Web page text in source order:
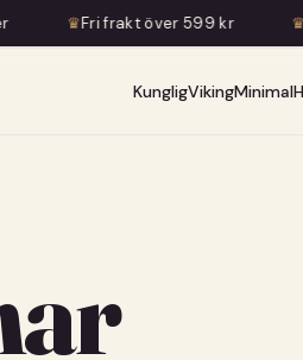
599 kr ♛
KungligVikingMinimal